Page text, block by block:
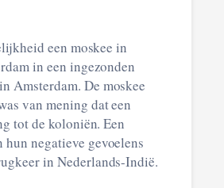
een moskee in
in een ingezonden
Amsterdam. De moskee
van mening dat een
tot de koloniën. Een
negatieve gevoelens
in Nederlands-Indië.